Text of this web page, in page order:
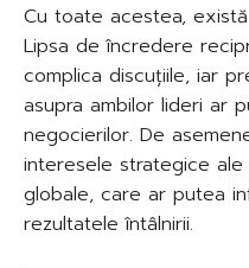
Cu toate acestea,
Lipsa de încredere
complica discuțiile, iar
asupra ambilor lideri ar
negocierilor. De
interesele strategice
globale, care ar putea
rezultatele întâlnirii.